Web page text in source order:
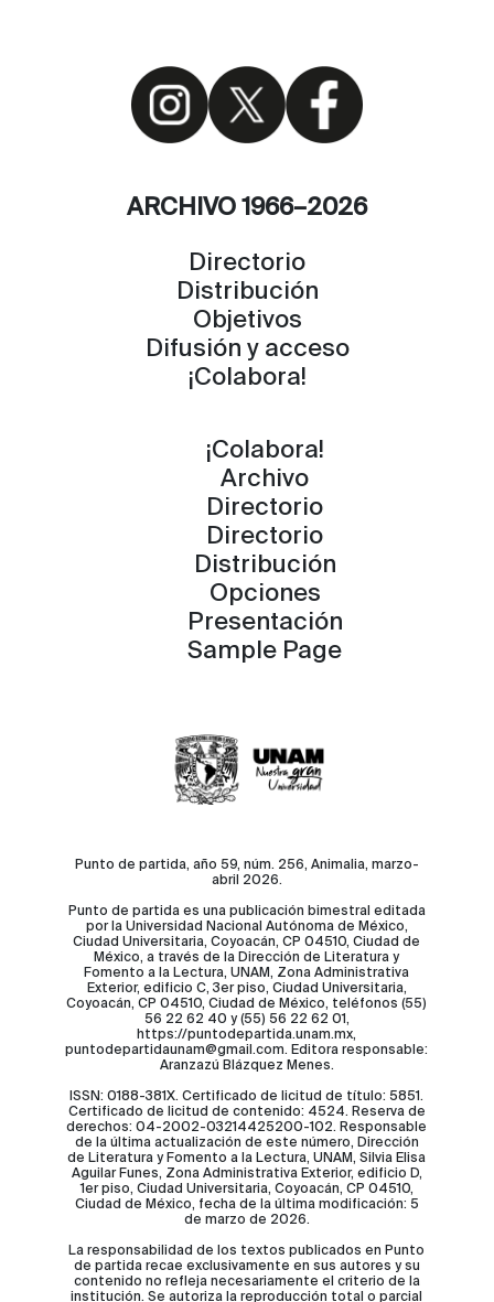
ARCHIVO 1966–2026
Directorio
Distribución
Objetivos
Difusión y acceso
¡Colabora!
¡Colabora!
Archivo
Directorio
Directorio
Distribución
Opciones
Presentación
Sample Page
Punto de partida, año 59, núm. 256, Animalia, marzo-
abril 2026.
Punto de partida es una publicación bimestral editada
por la Universidad Nacional Autónoma de México,
Ciudad Universitaria, Coyoacán, CP 04510, Ciudad de
México, a través de la Dirección de Literatura y
Fomento a la Lectura, UNAM, Zona Administrativa
Exterior, edificio C, 3er piso, Ciudad Universitaria,
Coyoacán, CP 04510, Ciudad de México, teléfonos (55)
56 22 62 40 y (55) 56 22 62 01,
https://puntodepartida.unam.mx,
puntodepartidaunam@gmail.com. Editora responsable:
Aranzazú Blázquez Menes.
ISSN: 0188-381X. Certificado de licitud de título: 5851.
Certificado de licitud de contenido: 4524. Reserva de
derechos: 04-2002-03214425200-102. Responsable
de la última actualización de este número, Dirección
de Literatura y Fomento a la Lectura, UNAM, Silvia Elisa
Aguilar Funes, Zona Administrativa Exterior, edificio D,
1er piso, Ciudad Universitaria, Coyoacán, CP 04510,
Ciudad de México, fecha de la última modificación: 5
de marzo de 2026.
La responsabilidad de los textos publicados en Punto
de partida recae exclusivamente en sus autores y su
contenido no refleja necesariamente el criterio de la
institución. Se autoriza la reproducción total o parcial